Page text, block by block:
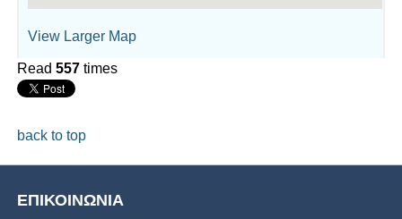
View Larger Map
Read557 times
back to top
ΕΠΙΚΟΙΝΩΝΙΑ